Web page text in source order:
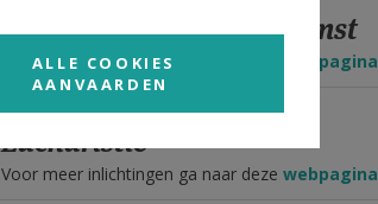
Woord- en Communiedienst
Voor meer inlichtingen ga naar deze webpagina
Eucharistie
Voor meer inlichtingen ga naar dezewebpagina
ALLE COOKIES
AANVAARDEN